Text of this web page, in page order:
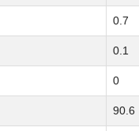
0.7
0.1
0
90.6